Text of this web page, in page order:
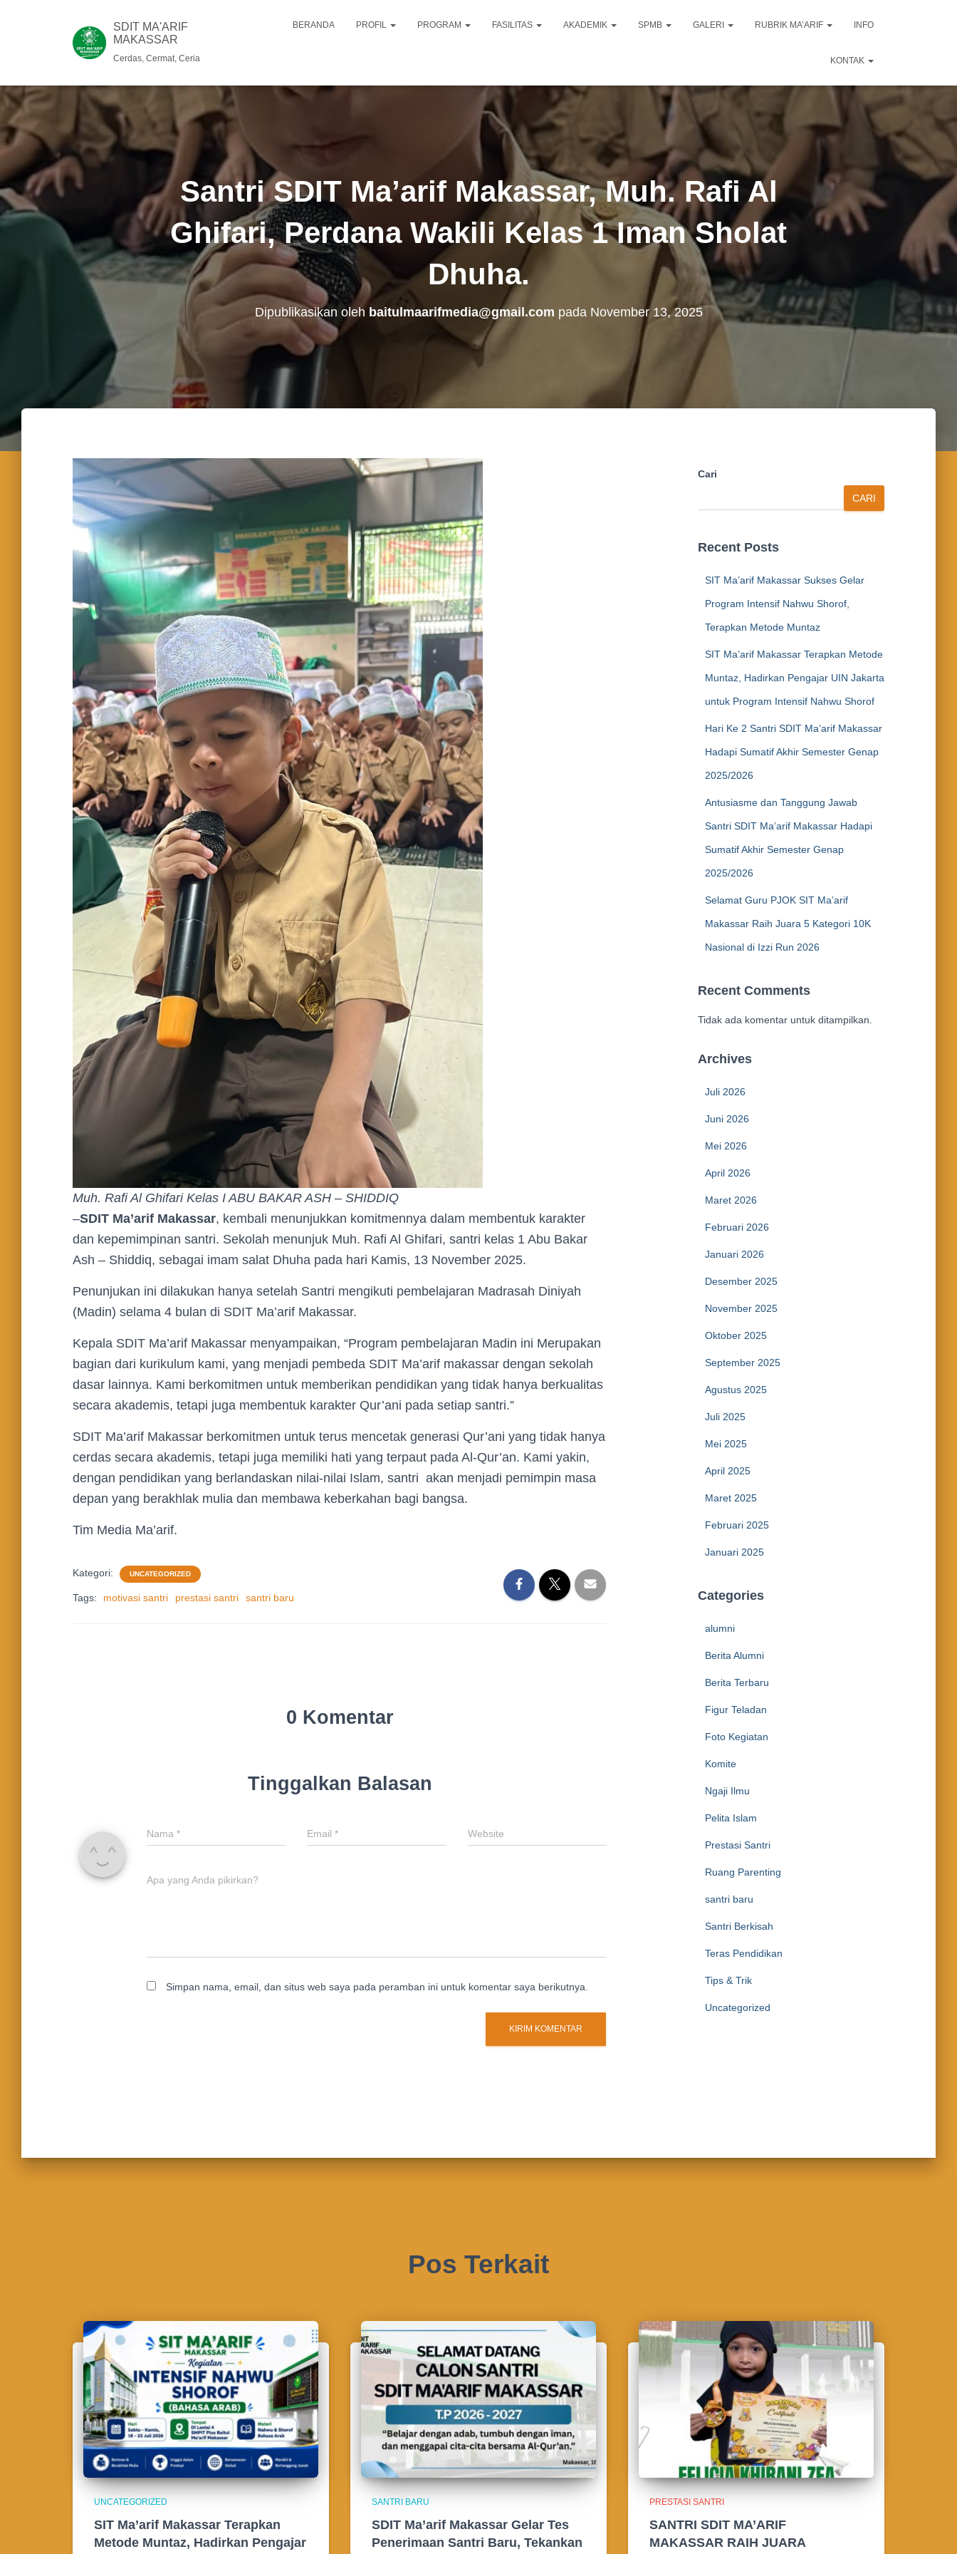
SDIT MA'ARIF
MAKASSAR
Cerdas, Cermat, Ceria
BERANDA PROFIL PROGRAM FASILITAS AKADEMIK SPMB GALERI RUBRIK MA’ARIF INFO
KONTAK
Santri SDIT Ma’arif Makassar, Muh. Rafi Al
Ghifari, Perdana Wakili Kelas 1 Iman Sholat
Dhuha.
Dipublikasikan oleh baitulmaarifmedia@gmail.com pada November 13, 2025
Muh. Rafi Al Ghifari Kelas I ABU BAKAR ASH – SHIDDIQ
–SDIT Ma’arif Makassar, kembali menunjukkan komitmennya dalam membentuk karakter
dan kepemimpinan santri. Sekolah menunjuk Muh. Rafi Al Ghifari, santri kelas 1 Abu Bakar
Ash – Shiddiq, sebagai imam salat Dhuha pada hari Kamis, 13 November 2025.
Penunjukan ini dilakukan hanya setelah Santri mengikuti pembelajaran Madrasah Diniyah
(Madin) selama 4 bulan di SDIT Ma’arif Makassar.
Kepala SDIT Ma’arif Makassar menyampaikan, “Program pembelajaran Madin ini Merupakan
bagian dari kurikulum kami, yang menjadi pembeda SDIT Ma’arif makassar dengan sekolah
dasar lainnya. Kami berkomitmen untuk memberikan pendidikan yang tidak hanya berkualitas
secara akademis, tetapi juga membentuk karakter Qur’ani pada setiap santri.”
SDIT Ma’arif Makassar berkomitmen untuk terus mencetak generasi Qur’ani yang tidak hanya
cerdas secara akademis, tetapi juga memiliki hati yang terpaut pada Al-Qur’an. Kami yakin,
dengan pendidikan yang berlandaskan nilai-nilai Islam, santri akan menjadi pemimpin masa
depan yang berakhlak mulia dan membawa keberkahan bagi bangsa.
Tim Media Ma’arif.
Kategori: UNCATEGORIZED
Tags: motivasi santri prestasi santri santri baru
0 Komentar
Tinggalkan Balasan
Nama * Email* Website
Apa yang Anda pikirkan?
Simpan nama, email, dan situs web saya pada peramban ini untuk komentar saya berikutnya.
Cari
CARI
Recent Posts
SIT Ma’arif Makassar Sukses Gelar
Program Intensif Nahwu Shorof,
Terapkan Metode Muntaz
SIT Ma’arif Makassar Terapkan Metode
Muntaz, Hadirkan Pengajar UIN Jakarta
untuk Program Intensif Nahwu Shorof
Hari Ke 2 Santri SDIT Ma’arif Makassar
Hadapi Sumatif Akhir Semester Genap
2025/2026
Antusiasme dan Tanggung Jawab
Santri SDIT Ma’arif Makassar Hadapi
Sumatif Akhir Semester Genap
2025/2026
Selamat Guru PJOK SIT Ma’arif
Makassar Raih Juara 5 Kategori 10K
Nasional di Izzi Run 2026
Recent Comments
Tidak ada komentar untuk ditampilkan.
Archives
Juli 2026
Juni 2026
Mei 2026
April 2026
Maret 2026
Februari 2026
Januari 2026
Desember 2025
November 2025
Oktober 2025
September 2025
Agustus 2025
Juli 2025
Mei 2025
April 2025
Maret 2025
Februari 2025
Januari 2025
Categories
alumni
Berita Alumni
Berita Terbaru
Figur Teladan
Foto Kegiatan
Komite
Ngaji Ilmu
Pelita Islam
Prestasi Santri
Ruang Parenting
santri baru
Santri Berkisah
Teras Pendidikan
Tips & Trik
Uncategorized
Pos Terkait
UNCATEGORIZED
SIT Ma’arif Makassar Terapkan
Metode Muntaz, Hadirkan Pengajar
SANTRI BARU
SDIT Ma’arif Makassar Gelar Tes
Penerimaan Santri Baru, Tekankan
PRESTASI SANTRI
SANTRI SDIT MA’ARIF
MAKASSAR RAIH JUARA